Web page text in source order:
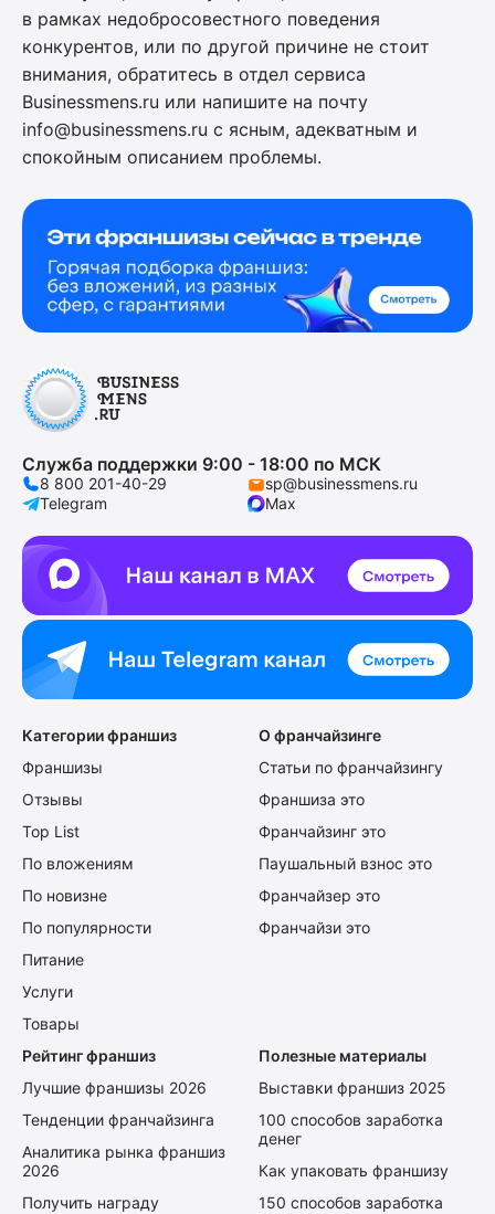
в рамках недобросовестного поведения
конкурентов, или по другой причине не стоит
внимания, обратитесь в отдел сервиса
Businessmens.ru или напишите на почту
info@businessmens.ru с ясным, адекватным и
спокойным описанием проблемы.
Служба поддержки 9:00 - 18:00 по МСК
8 800 201-40-29
sp@businessmens.ru
Telegram
Max
Категории франшиз
Франшизы
Отзывы
Top List
По вложениям
По новизне
По популярности
Питание
Услуги
Товары
О франчайзинге
Статьи по франчайзингу
Франшиза это
Франчайзинг это
Паушальный взнос это
Франчайзер это
Франчайзи это
Рейтинг франшиз
Лучшие франшизы 2026
Тенденции франчайзинга
Аналитика рынка франшиз
2026
Получить награду
Полезные материалы
Выставки франшиз 2025
100 способов заработка
денег
Как упаковать франшизу
150 способов заработка